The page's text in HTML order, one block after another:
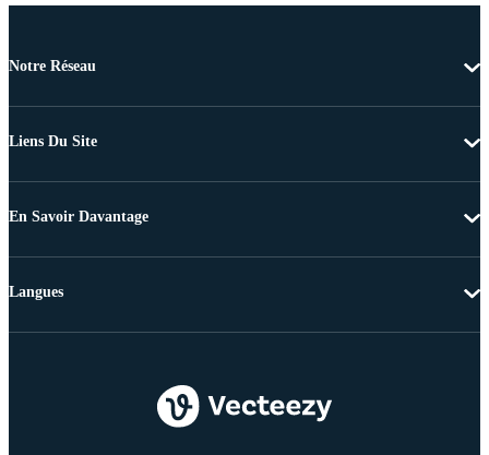
Notre Réseau
Liens Du Site
En Savoir Davantage
Langues